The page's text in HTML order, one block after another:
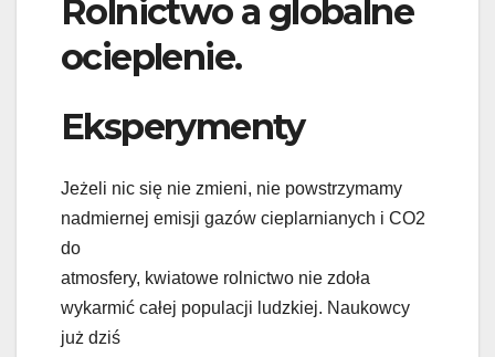
Rolnictwo a globalne
ocieplenie.
Eksperymenty
Jeżeli nic się nie zmieni, nie powstrzymamy
nadmiernej emisji gazów cieplarnianych i CO2
do
atmosfery, kwiatowe rolnictwo nie zdoła
wykarmić całej populacji ludzkiej. Naukowcy
już dziś